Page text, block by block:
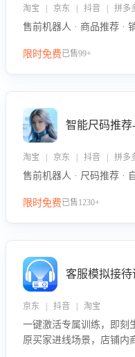
淘宝 | 京东 | 抖音 | 拼多
售前机器人 · 商品推荐 ·
限时免费已售99+
智能尺码推
淘宝 | 京东 | 抖音 | 拼多
售前机器人 · 尺码推荐 ·
限时免费已售1230+
客服模拟接
京东 | 抖音 | 淘宝
一键激活专属训练，即刻
原买家进线场景，店铺内